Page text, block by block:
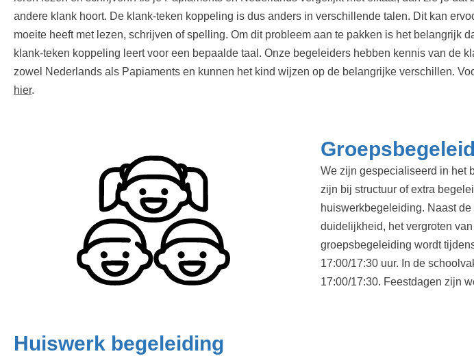
andere klank hoort. De klank-teken koppeling is dus anders in verschillende talen. Dit kan
moeite heeft met lezen, schrijven of spelling. Om dit probleem aan te pakken is het belangrijk
klank-teken koppeling leert voor een bepaalde taal. Onze begeleiders hebben kennis van de
zowel Nederlands als Papiaments en kunnen het kind wijzen op de belangrijke verschillen.
hier.
We zijn gespecialiseerd in het
zijn bij structuur of extra
huiswerkbegeleiding. Naast
duidelijkheid, het vergroten
groepsbegeleiding wordt
17:00/17:30 uur. In de
17:00/17:30. Feestdagen zijn
Huiswerk begeleiding